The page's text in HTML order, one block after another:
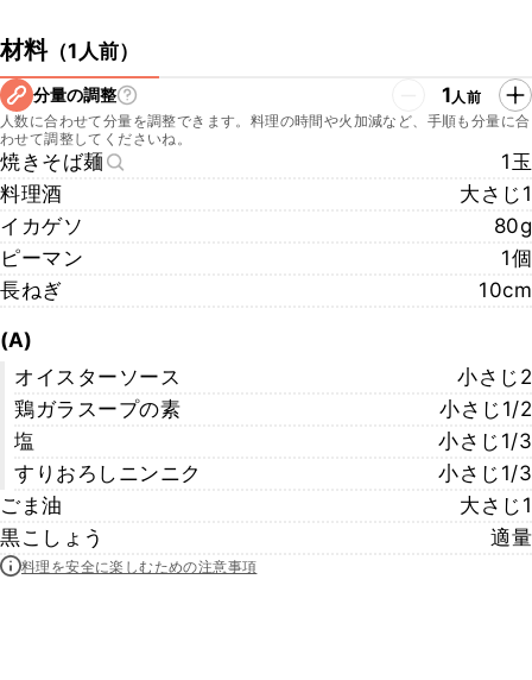
材料（1人前）
分量の調整 1人前
人数に合わせて分量を調整できます。料理の時間や火加減など、手順も分量に合
わせて調整してくださいね。
焼きそば麺
1玉
料理酒
大さじ1
イカゲソ
80g
ピーマン
1個
長ねぎ
10cm
(A)
オイスターソース
小さじ2
鶏ガラスープの素
小さじ1/2
塩
小さじ1/3
すりおろしニンニク
小さじ1/3
ごま油
大さじ1
黒こしょう
適量
料理を安全に楽しむための注意事項